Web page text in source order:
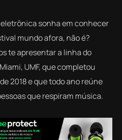
sonha em conhecer
mundo afora, não é?
te apresentar a linha do
UMF, que completou
2018 e que todo ano reúne
que respiram música.